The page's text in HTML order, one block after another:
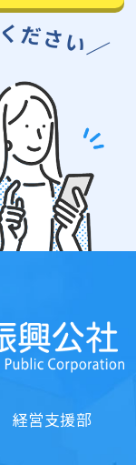
くだ さ い／
経営支援部